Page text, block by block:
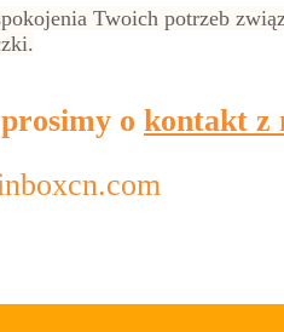
Twoich potrzeb
o kontakt z